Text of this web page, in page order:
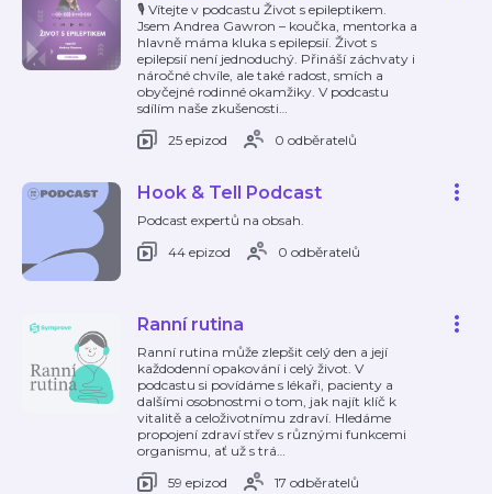
🎙️ Vítejte v podcastu Život s epileptikem.
Jsem Andrea Gawron – koučka, mentorka a
hlavně máma kluka s epilepsií. Život s
epilepsií není jednoduchý. Přináší záchvaty i
náročné chvíle, ale také radost, smích a
obyčejné rodinné okamžiky. V podcastu
sdílím naše zkušenosti…
25 epizod
0 odběratelů
Hook & Tell Podcast
Podcast expertů na obsah.
44 epizod
0 odběratelů
Ranní rutina
Ranní rutina může zlepšit celý den a její
každodenní opakování i celý život. V
podcastu si povídáme s lékaři, pacienty a
dalšími osobnostmi o tom, jak najít klíč k
vitalitě a celoživotnímu zdraví. Hledáme
propojení zdraví střev s různými funkcemi
organismu, ať už s trá…
59 epizod
17 odběratelů